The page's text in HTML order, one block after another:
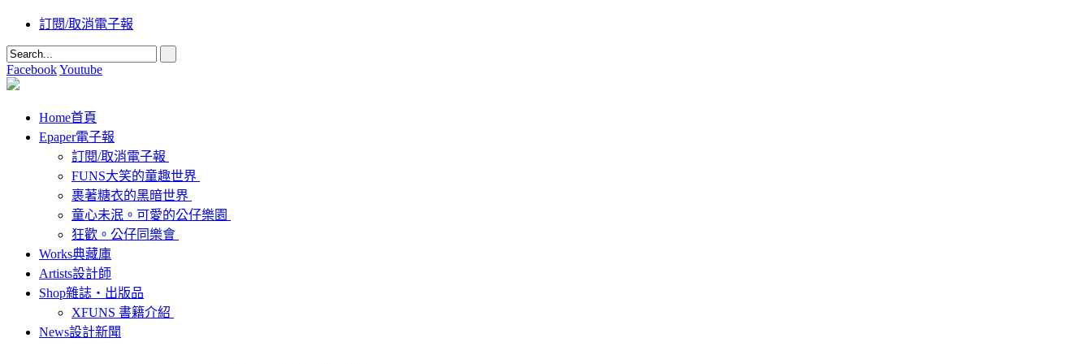
訂閱/取消電子報
FacebookYoutube
Home首頁
Epaper電子報
訂閱/取消電子報
FUNS大笑的童趣世界
裹著糖衣的黑暗世界
童心未泯。可愛的公仔樂園
狂歡。公仔同樂會
Works典藏庫
Artists設計師
Shop雜誌‧出版品
XFUNS 書籍介紹
News設計新聞